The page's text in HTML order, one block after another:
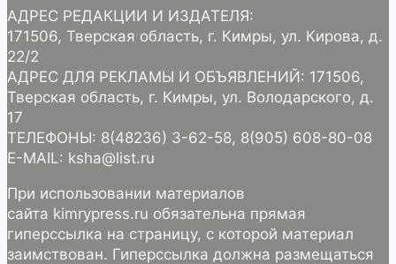
АДРЕС РЕДАКЦИИ И ИЗДАТЕЛЯ:
171506, Тверская область, г. Кимры, ул. Кирова, д.
22/2
АДРЕС ДЛЯ РЕКЛАМЫ И ОБЪЯВЛЕНИЙ: 171506,
Тверская область, г. Кимры, ул. Володарского, д.
17
ТЕЛЕФОНЫ: 8(48236) 3-62-58, 8(905) 608-80-08
E-MAIL: ksha@list.ru
При использовании материалов
сайта kimrypress.ru обязательна прямая
гиперссылка на страницу, с которой материал
заимствован. Гиперссылка должна размещаться